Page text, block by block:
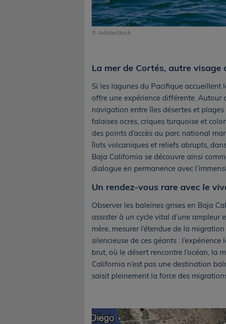
© AdobeStock
La mer de Cortés, autre visage
Si les lagunes du Pacifique accueillent
offre une expérience différente. Autour
navigation entre îles désertes et plages
falaises ocres, criques turquoise et
des points d’accès au parc national
îlots volcaniques et reliefs abrupts,
Baja California se découvre ainsi
dialogue en permanence avec
Un rendez-vous rare avec le
Observer les baleines grises en Baja
assister à un cycle vital d’une ampleur
mère, mesurer l’étendue de la
silencieuse de ces géants :
brut, où le désert rencontre l’océan, la
California n’est pas une destination
saisit pleinement la force des